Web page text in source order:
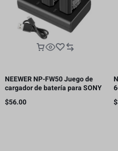
NEEWER NP-FW50 Juego de
cargador de batería para SONY
cámara NP-FW50 compatible
$56.00 $